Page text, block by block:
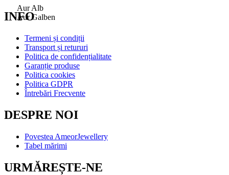
Aur Alb
Aur Galben
INFO
Termeni și condiții
Transport și retururi
Politica de confidențialitate
Garanție produse
Politica cookies
Politica GDPR
Întrebări Frecvente
DESPRE NOI
Povestea AmeorJewellery
Tabel mărimi
URMĂREȘTE-NE